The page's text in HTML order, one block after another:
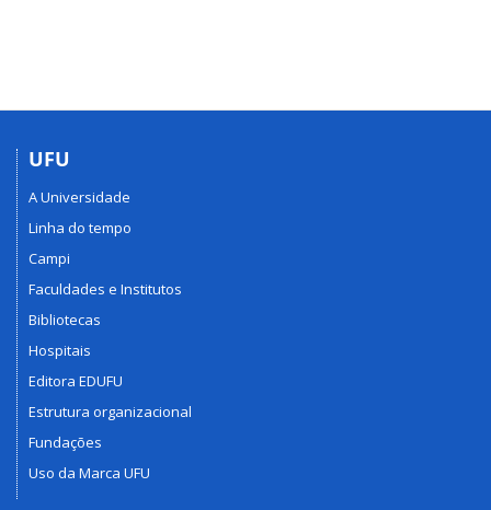
UFU
A Universidade
Linha do tempo
Campi
Faculdades e Institutos
Bibliotecas
Hospitais
Editora EDUFU
Estrutura organizacional
Fundações
Uso da Marca UFU